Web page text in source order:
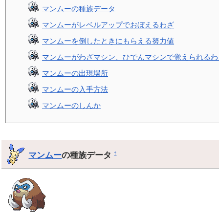
マンムーの種族データ
マンムーがレベルアップでおぼえるわざ
マンムーを倒したときにもらえる努力値
マンムーがわざマシン、ひでんマシンで覚えられる
マンムーの出現場所
マンムーの入手方法
マンムーのしんか
マンムーの種族データ†